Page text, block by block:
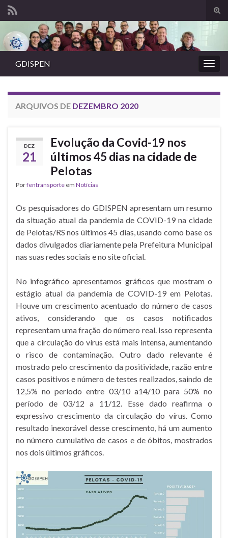
de
Search for:
GDISPEN
ARQUIVOS DE DEZEMBRO 2020
DEZ
21
Evolução da Covid-19 nos
últimos 45 dias na cidade de
Pelotas
Porfentransporte em Notícias
Os pesquisadores do GDISPEN apresentam um resumo
da situação atual da pandemia de COVID-19 na cidade
de Pelotas/RS nos últimos 45 dias, usando como base os
dados divulgados diariamente pela Prefeitura Municipal
nas suas redes sociais e no site oficial.
No infográfico apresentamos gráficos que mostram o
estágio atual da pandemia de COVID-19 em Pelotas.
Houve um crescimento acentuado do número de casos
ativos, considerando que os casos notificados
representam uma fração do número real. Isso representa
que a circulação do vírus está mais intensa, aumentando
o risco de contaminação. Outro dado relevante é
mostrado pelo crescimento da positividade, razão entre
casos positivos e número de testes realizados, saindo de
12,5% no período entre 03/10 a14/10 para 50% no
período de 03/12 a 11/12. Esse dado reafirma o
expressivo crescimento da circulação do vírus. Como
resultado inexorável desse crescimento, há um aumento
no número cumulativo de casos e de óbitos, mostrados
nos dois últimos gráficos.